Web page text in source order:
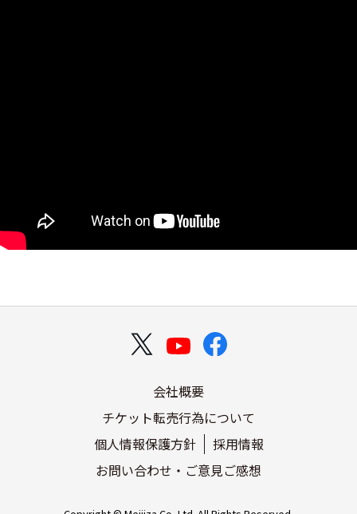
会社概要
チケット転売行為について
個人情報保護方針
採用情報
お問い合わせ・ご意見ご感想